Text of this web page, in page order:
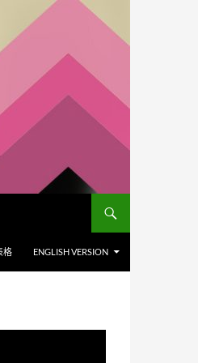
格 ENGLISH VERSION